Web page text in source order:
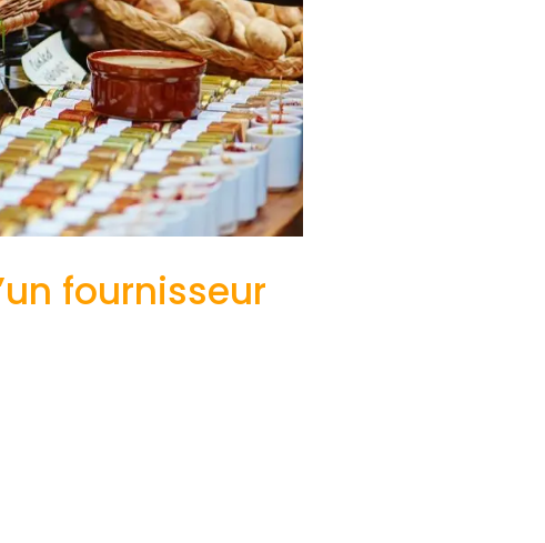
fournisseur